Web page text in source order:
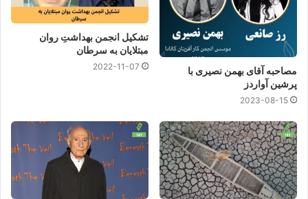
مصاحبه آقای بهمن نصیری با
پرشین آواردز
2023-08-15
تشکیل انجمن بهداشتِ روان
مبتلایان به سرطان
2022-11-07